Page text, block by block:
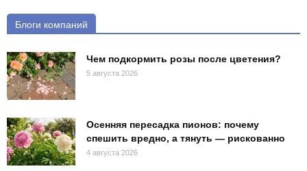
Блоги компаний
Чем подкормить розы после цветения?
5 августа 2026
Осенняя пересадка пионов: почему
спешить вредно, а тянуть — рискованно
4 августа 2026